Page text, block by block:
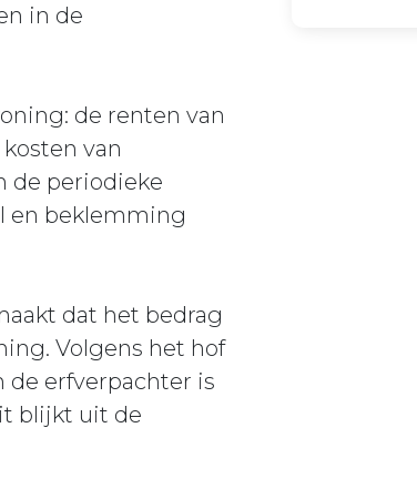
in de
de renten van
van
de periodieke
en beklemming
dat het bedrag
Volgens het hof
de erfverpachter is
blijkt uit de